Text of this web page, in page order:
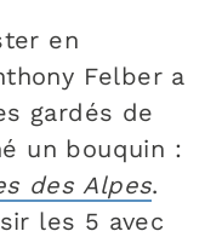
en
Felber a
gardés de
un bouquin :
des Alpes.
les 5 avec